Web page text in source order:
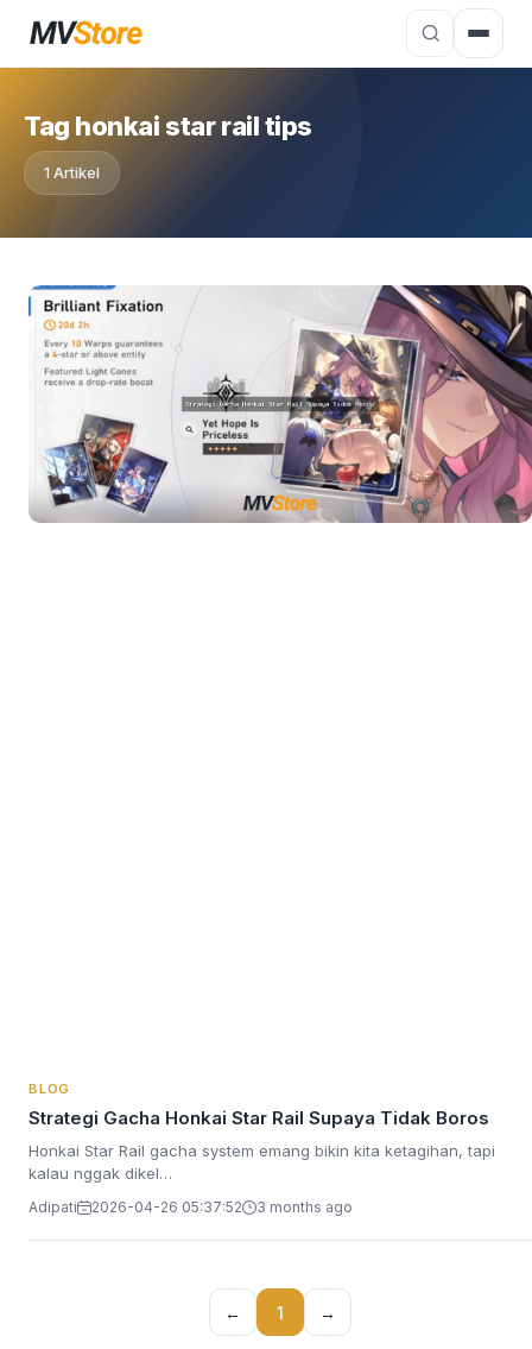
Tag honkai star rail tips
1 Artikel
BLOG
Strategi Gacha Honkai Star Rail Supaya Tidak Boros
Honkai Star Rail gacha system emang bikin kita ketagihan, tapi
kalau nggak dikel…
Adipati 2026-04-26 05:37:52 3 months ago
← 1 →